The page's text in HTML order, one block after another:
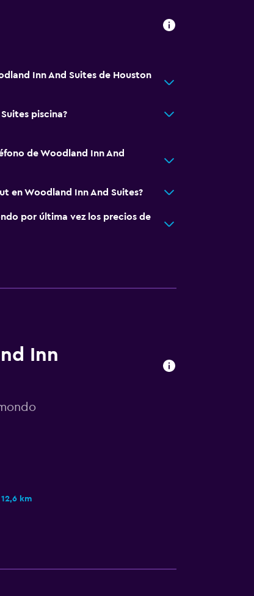
Inn And Suites de Houston
piscina?
de Woodland Inn And
en Woodland Inn And Suites?
por última vez los precios de
Inn
12,6 km